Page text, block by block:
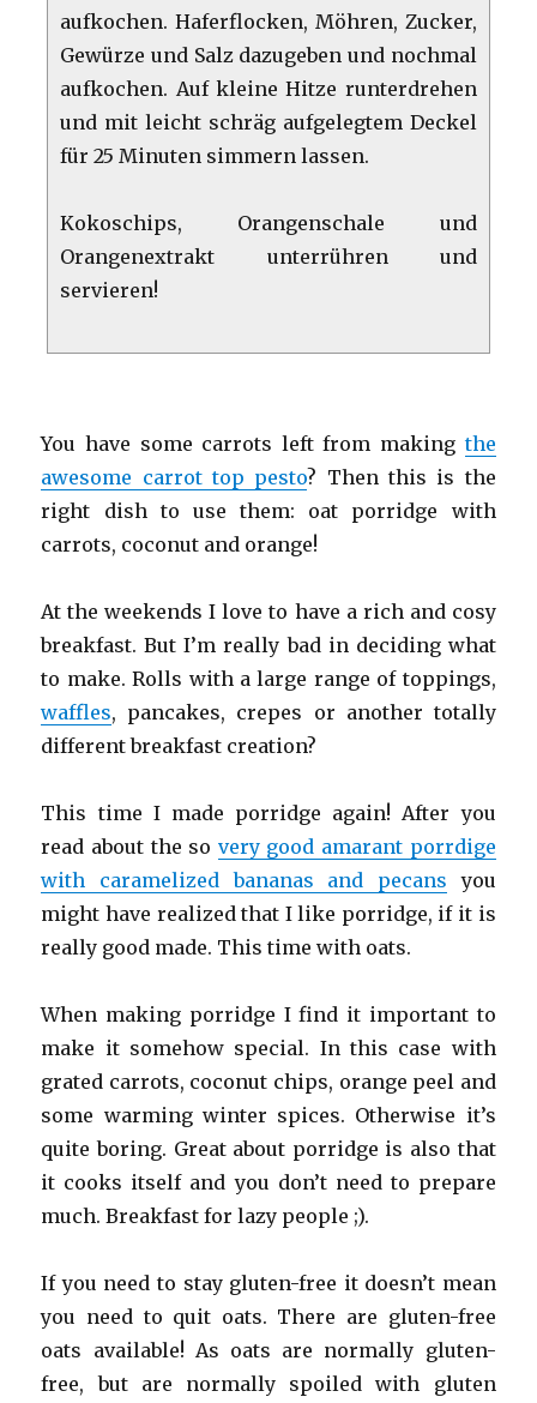
aufkochen. Haferflocken, Möhren, Zucker,
Gewürze und Salz dazugeben und nochmal
aufkochen. Auf kleine Hitze runterdrehen
und mit leicht schräg aufgelegtem Deckel
für 25 Minuten simmern lassen.
Kokoschips, Orangenschale und
Orangenextrakt unterrühren und
servieren!
You have some carrots left from makingthe
awesome carrot top pesto? Then this is the
right dish to use them: oat porridge with
carrots, coconut and orange!
At the weekends I love to have a rich and cosy
breakfast. But I’m really bad in deciding what
to make. Rolls with a large range of toppings,
waffles, pancakes, crepes or another totally
different breakfast creation?
This time I made porridge again! After you
read about the so very good amarant porrdige
with caramelized bananas and pecans you
might have realized that I like porridge, if it is
really good made. This time with oats.
When making porridge I find it important to
make it somehow special. In this case with
grated carrots, coconut chips, orange peel and
some warming winter spices. Otherwise it’s
quite boring. Great about porridge is also that
it cooks itself and you don’t need to prepare
much. Breakfast for lazy people ;).
If you need to stay gluten-free it doesn’t mean
you need to quit oats. There are gluten-free
oats available! As oats are normally gluten-
free, but are normally spoiled with gluten